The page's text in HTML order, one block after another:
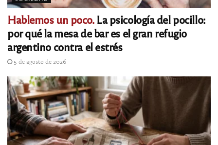
Hablemos un poco.La psicología del pocillo:
por qué la mesa de bar es el gran refugio
argentino contra el estrés
5 de agosto de 2026